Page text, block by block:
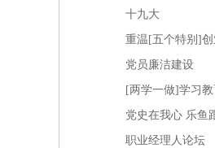
十九大
重温[五个特别]创
党员廉洁建设
[两学一做]学习
党史在我心 乐鱼
职业经理人论坛